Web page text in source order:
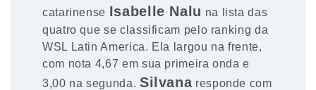
catarinense Isabelle Nalu na lista das
quatro que se classificam pelo ranking da
WSL Latin America. Ela largou na frente,
com nota 4,67 em sua primeira onda e
3,00 na segunda. Silvanaresponde com